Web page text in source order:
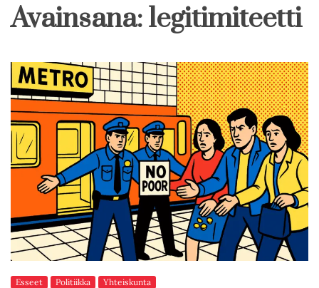
Avainsana:legitimiteetti
Esseet Politiikka Yhteiskunta